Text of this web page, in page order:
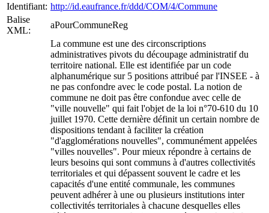
Identifiant: http://id.eaufrance.fr/ddd/COM/4/Commune
Balise
XML:
aPourCommuneReg
La commune est une des circonscriptions
administratives pivots du découpage administratif du
territoire national. Elle est identifiée par un code
alphanumérique sur 5 positions attribué par l'INSEE - à
ne pas confondre avec le code postal. La notion de
commune ne doit pas être confondue avec celle de
"ville nouvelle" qui fait l'objet de la loi n°70-610 du 10
juillet 1970. Cette dernière définit un certain nombre de
dispositions tendant à faciliter la création
"d'agglomérations nouvelles", communément appelées
"villes nouvelles". Pour mieux répondre à certains de
leurs besoins qui sont communs à d'autres collectivités
territoriales et qui dépassent souvent le cadre et les
capacités d'une entité communale, les communes
peuvent adhérer à une ou plusieurs institutions inter
collectivités territoriales à chacune desquelles elles